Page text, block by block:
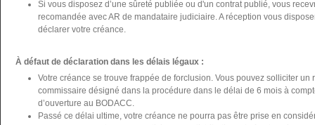
Si vous disposez d’une sûreté publiée ou d'un contrat publié, vous
recomandée avec AR de mandataire judiciaire. A réception vous
déclarer votre créance.
À défaut de déclaration dans les délais légaux :
Votre créance se trouve frappée de forclusion. Vous pouvez solliciter
commissaire désigné dans la procédure dans le délai de 6 mois à
d’ouverture au BODACC.
Passé ce délai ultime, votre créance ne pourra pas être prise en